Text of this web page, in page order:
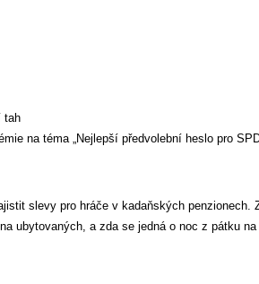
tah
na téma „Nejlepší předvolební heslo pro
slevy pro hráče v kadaňských
ubytovaných, a zda se jedná o noc z pátku